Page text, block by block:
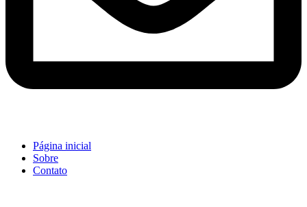
Página inicial
Sobre
Contato